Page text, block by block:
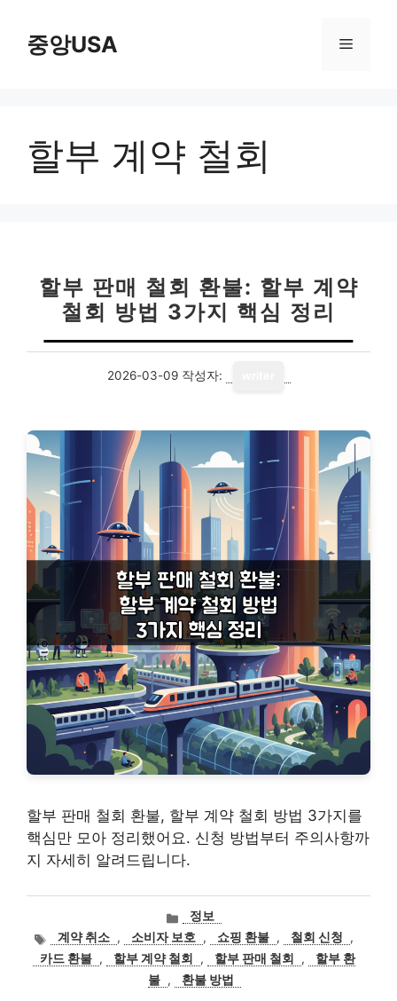
중앙USA 메
할부 계약 철회
할부 판매 철회 환불: 할부 계약
철회 방법 3가지 핵심 정리
2026-03-09 작성자:
할부 판매 철회 환불, 할부 계약 철회 방법 3가지를
핵심만 모아 정리했어요. 신청 방법부터 주의사항까
지 자세히 알려드립니다.
카
테
고
리
정보
태
그
계약 취소 , 소비자 보호 , 쇼핑 환불 , 철회 신청
,
카드 환불 , 할부 계약 철회 , 할부 판매 철회 ,
할부 환
불 , 환불 방법